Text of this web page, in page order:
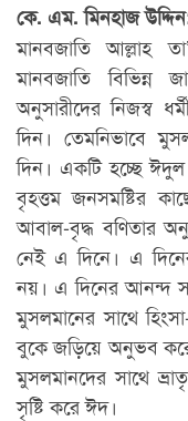
কে. এম. মিনহাজ
মানবজাতি আল্লাহ
মানবজাতি বিভিন্ন
অনুসারীদের নিজস্ব
দিন। তেমনিভাবে
দিন। একটি হচ্ছে
বৃহত্তম জনসমষ্টির
আবাল-বৃদ্ধ বণিতার
নেই এ দিনে। এ
নয়। এ দিনের আনন্দ
মুসলমানের সাথে
বুকে জড়িয়ে অনুভব
মুসলমানদের সাথে
সৃষ্টি করে ঈদ।